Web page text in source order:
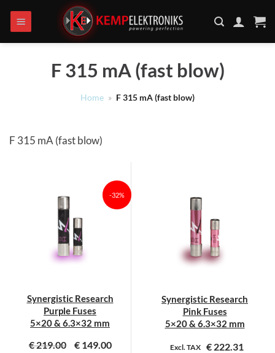
naar
inhoud
F 315 mA (fast blow)
Home » F 315 mA (fast blow)
F 315 mA (fast blow)
-32%
Synergistic Research
Purple Fuses
5×20 & 6.3×32 mm
€219.00 €149.00
Synergistic Research
Pink Fuses
5×20 & 6.3×32 mm
Excl. TAX € 222.31